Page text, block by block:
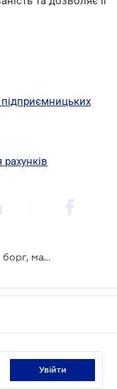
Якщо вчасно не сплатити податковий борг, майно платника може бути арештоване
увійти